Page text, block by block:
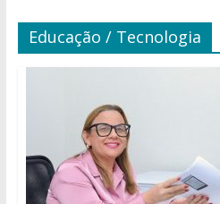
Educação / Tecnologia